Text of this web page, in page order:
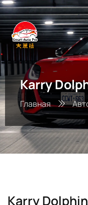
Karry
Главная
Karry